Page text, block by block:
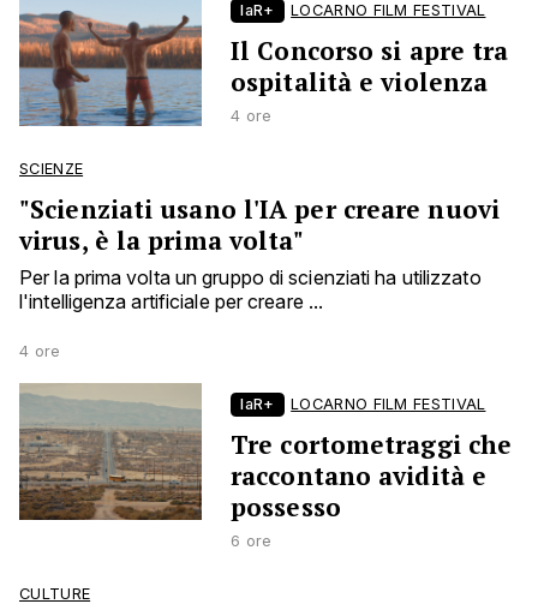
laR+ LOCARNO FILM FESTIVAL
Il Concorso si apre tra
ospitalità e violenza
4 ore
SCIENZE
"Scienziati usano l'IA per creare nuovi
virus, è la prima volta"
Per la prima volta un gruppo di scienziati ha utilizzato
l'intelligenza artificiale per creare ...
4 ore
laR+ LOCARNO FILM FESTIVAL
Tre cortometraggi che
raccontano avidità e
possesso
6 ore
CULTURE